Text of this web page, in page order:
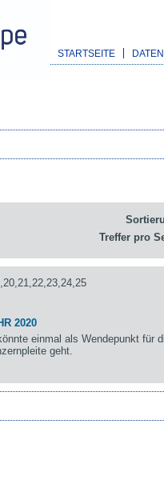
STARTSEITE
Treffer pro
2020
einmal als Wendepunkt für
geht.